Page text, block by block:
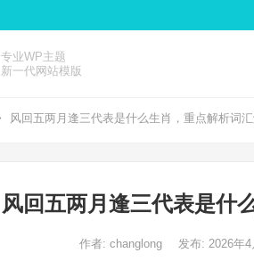
专业WP主题
新一代网站模版
风回五两月逢三代表是什么生肖，重点解析词
风回五两月逢三代表是什
作者: changlong 发布: 2026年4